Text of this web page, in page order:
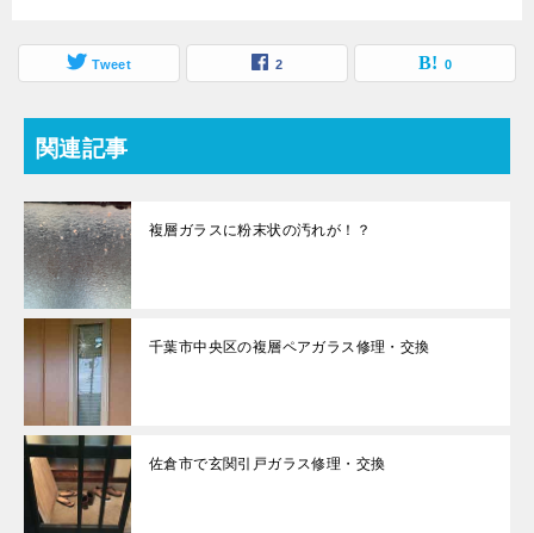
Tweet 2 0
関連記事
複層ガラスに粉末状の汚れが！？
千葉市中央区の複層ペアガラス修理・交換
佐倉市で玄関引戸ガラス修理・交換